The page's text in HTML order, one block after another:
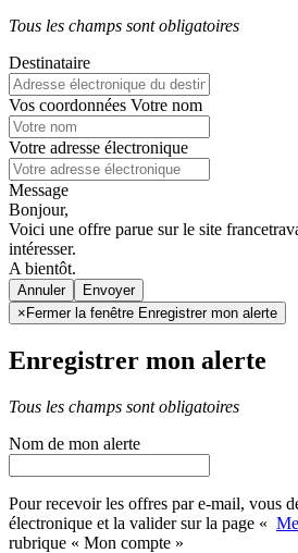
Tous les champs sont obligatoires
Destinataire
Vos coordonnées Votre nom
Votre adresse électronique
Message
Bonjour,
Voici une offre parue sur le site
intéresser.
A bientôt.
Annuler
× Fermer la fenêtre Enregistrer mon alerte
Enregistrer mon alerte
Tous les champs sont obligatoires
Nom de mon alerte
Pour recevoir les offres par e-mail, vous
électronique et la valider sur la page «
rubrique « Mon compte »